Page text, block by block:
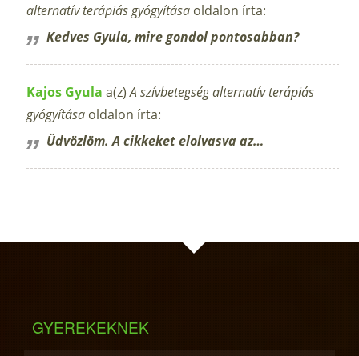
alternatív terápiás gyógyítása oldalon írta:
Kedves Gyula, mire gondol pontosabban?
Kajos Gyula a(z)A szívbetegség alternatív terápiás
gyógyítása oldalon írta:
Üdvözlöm. A cikkeket elolvasva az…
GYEREKEKNEK